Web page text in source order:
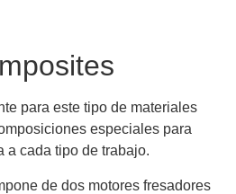
para este tipo de materiales
especiales para
a cada tipo de trabajo.
de dos motores fresadores